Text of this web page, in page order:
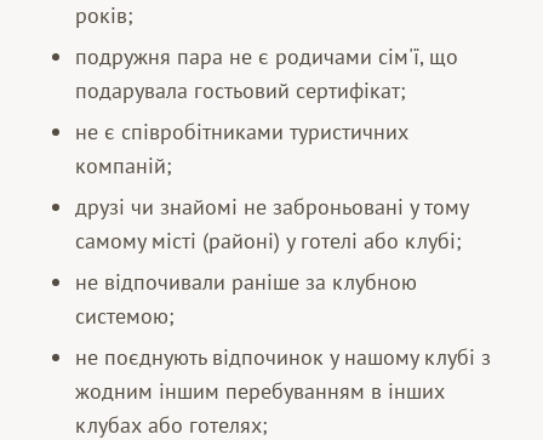
років;
подружня пара не є родичами сім'ї, що
подарувала гостьовий сертифікат;
не є співробітниками туристичних
компаній;
друзі чи знайомі не заброньовані у тому
самому місті (районі) у готелі або клубі;
не відпочивали раніше за клубною
системою;
не поєднують відпочинок у нашому клубі з
жодним іншим перебуванням в інших
клубах або готелях;